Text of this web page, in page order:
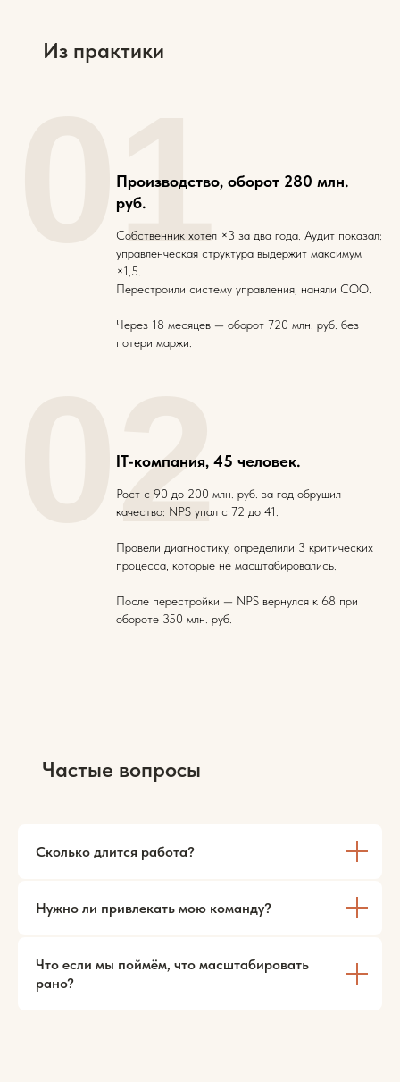
Из практики
Производство, оборот 280 млн.
руб.
Собственник хотел ×3 за два года. Аудит показал:
управленческая структура выдержит максимум
×1,5.
Перестроили систему управления, наняли COO.
Через 18 месяцев — оборот 720 млн. руб. без
потери маржи.
01
IT-компания, 45 человек.
Рост с 90 до 200 млн. руб. за год обрушил
качество: NPS упал с 72 до 41.
Провели диагностику, определили 3 критических
процесса, которые не масштабировались.
После перестройки — NPS вернулся к 68 при
обороте 350 млн. руб.
02
Частые вопросы
Сколько длится работа?
Нужно ли привлекать мою команду?
Что если мы поймём, что масштабировать
рано?